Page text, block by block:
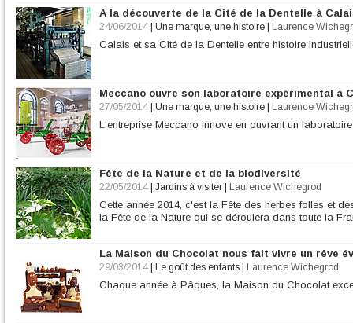
A la découverte de la Cité de la Dentelle à
24/06/2014 Une marque, une histoire Laurence
Calais et sa Cité de la Dentelle entre histoire
Meccano ouvre son laboratoire expérimental à
27/05/2014 Une marque, une histoire Laurence
L'entreprise Meccano innove en ouvrant un
Fête de la Nature et de la biodiversité
22/05/2014 Jardins à visiter Laurence Wichegrod
Cette année 2014, c'est la Fête des herbes folles et
la Fête de la Nature qui se déroulera dans toute la
La Maison du Chocolat nous fait vivre un rêve
29/03/2014 Le goût des enfants Laurence Wichegrod
Chaque année à Pâques, la Maison du Chocolat